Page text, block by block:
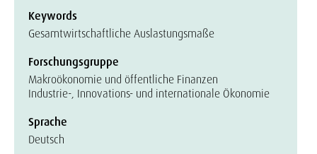
Keywords
Gesamtwirtschaftliche Auslastungsmaße
Forschungsgruppe
Makroökonomie und öffentliche Finanzen
Industrie-, Innovations- und internationale Ökonomie
Sprache
Deutsch